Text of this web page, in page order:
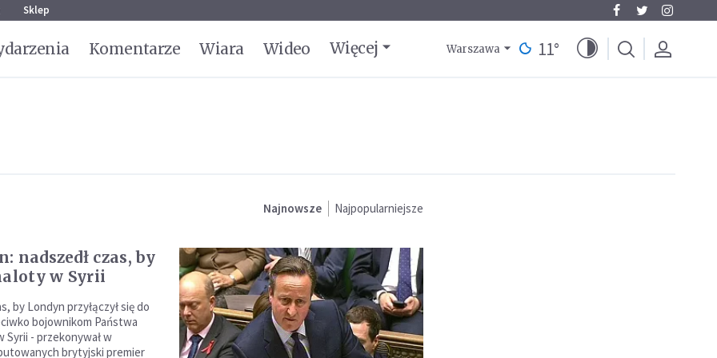
Sklep
Komentarze Wiara Wideo Więcej Warszawa 11°
Najnowsze Najpopularniejsze
nadszedł czas, by
w Syrii
by Londyn przyłączył się do
bojownikom Państwa
Syrii - przekonywał w
brytyjski premier